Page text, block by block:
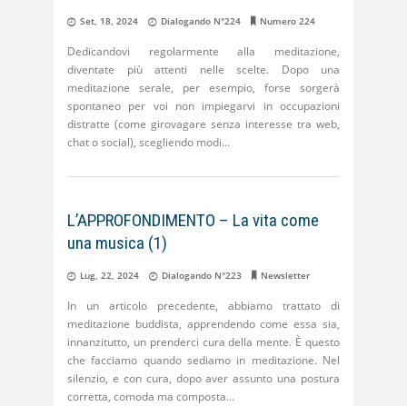
Set, 18, 2024 Dialogando N°224 Numero 224
Dedicandovi regolarmente alla meditazione,
diventate più attenti nelle scelte. Dopo una
meditazione serale, per esempio, forse sorgerà
spontaneo per voi non impiegarvi in occupazioni
distratte (come girovagare senza interesse tra web,
chat o social), scegliendo modi
L’APPROFONDIMENTO – La vita come
una musica (1)
Lug, 22, 2024 Dialogando N°223 Newsletter
In un articolo precedente, abbiamo trattato di
meditazione buddista, apprendendo come essa sia,
innanzitutto, un prenderci cura della mente. È questo
che facciamo quando sediamo in meditazione. Nel
silenzio, e con cura, dopo aver assunto una postura
corretta, comoda ma composta